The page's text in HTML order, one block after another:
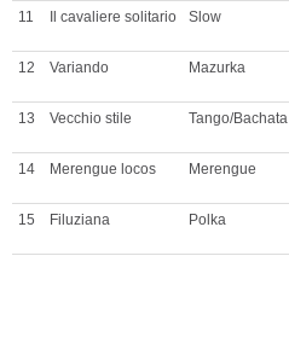
11 Il cavaliere solitario Slow
12 Variando Mazurka
13 Vecchio stile Tango/Bachata
14 Merengue locos Merengue
15 Filuziana Polka